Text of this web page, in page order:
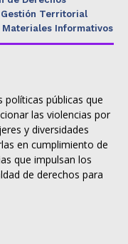
Gestión Territorial
Materiales Informativos
públicas que
las violencias por
y diversidades
en cumplimiento de
que impulsan los
de derechos para